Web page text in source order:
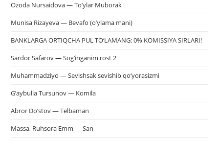
Ozoda Nursaidova — To’ylar Muborak
Munisa Rizayeva — Bevafo (o’ylama mani)
BANKLARGA ORTIQCHA PUL TO‘LAMANG: 0% KOMISSIYA SIRLARI!
Sardor Safarov — Sog’inganim rost 2
Muhammadziyo — Sevishsak sevishib qo’yorasizmi
G’aybulla Tursunov — Komila
Abror Do’stov — Telbaman
Massa, Ruhsora Emm — San